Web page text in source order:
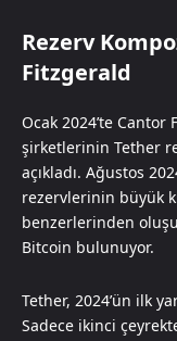
Rezerv
Fitzgerald
Ocak 2024’te Cantor
şirketlerinin Tether
açıkladı. Ağustos
rezervlerinin büyük
benzerlerinden
Bitcoin bulunuyor.
Tether, 2024’ün ilk
Sadece ikinci